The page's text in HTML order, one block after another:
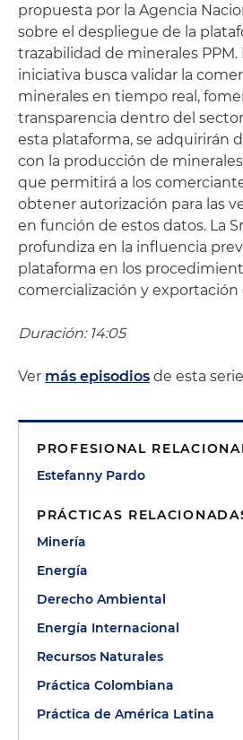
propuesta por la Agencia
sobre el despliegue de la
trazabilidad de minerales PPM.
iniciativa busca validar la
minerales en tiempo real,
transparencia dentro del
esta plataforma, se adquirirán
con la producción de
que permitirá a los
obtener autorización para las
en función de estos datos. La
profundiza en la influencia
plataforma en los
comercialización y exportación
Duración: 14:05
Ver más episodios de esta
PROFESIONAL
Estefanny Pardo
PRÁCTICAS
Minería
Energía
Derecho Ambiental
Energía Internacional
Recursos Naturales
Práctica Colombiana
Práctica de América Latina